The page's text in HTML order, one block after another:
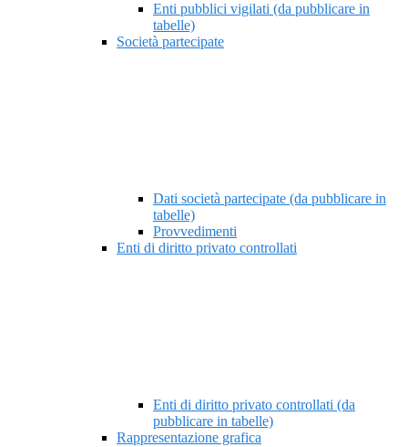
Enti pubblici vigilati (da pubblicare in
tabelle)
Società partecipate
Dati società partecipate (da pubblicare in
tabelle)
Provvedimenti
Enti di diritto privato controllati
Enti di diritto privato controllati (da
pubblicare in tabelle)
Rappresentazione grafica